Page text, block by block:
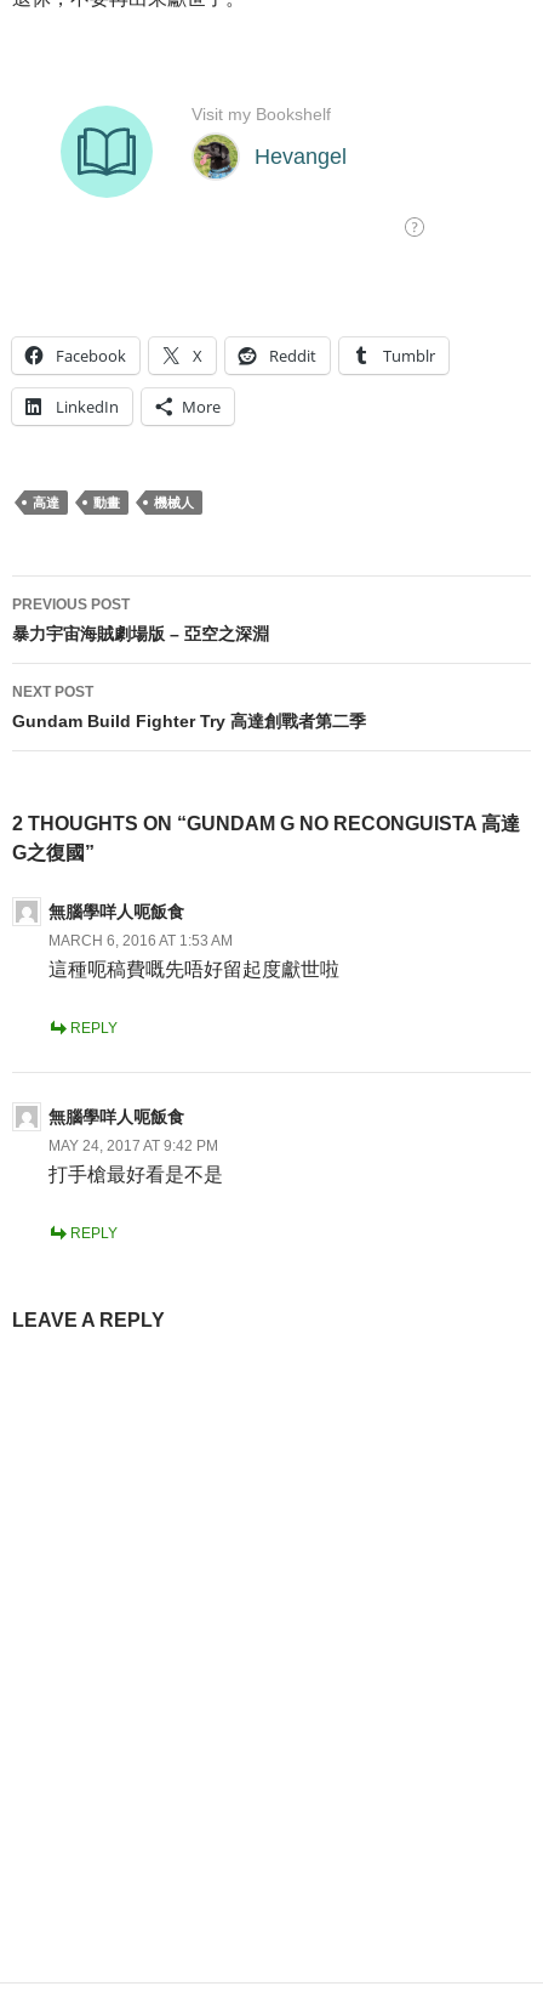
Facebook X Reddit Tumblr
LinkedIn More
高達 動畫 機械人
Post
navigation
PREVIOUS POST
暴力宇宙海賊劇場版 – 亞空之深淵
NEXT POST
Gundam Build Fighter Try 高達創戰者第二季
2 THOUGHTS ON “GUNDAM G NO RECONGUISTA 高達
G之復國”
無腦學咩人呃飯食
MARCH 6, 2016 AT 1:53 AM
這種呃稿費嘅先唔好留起度獻世啦
REPLY
無腦學咩人呃飯食
MAY 24, 2017 AT 9:42 PM
打手槍最好看是不是
REPLY
LEAVE A REPLY